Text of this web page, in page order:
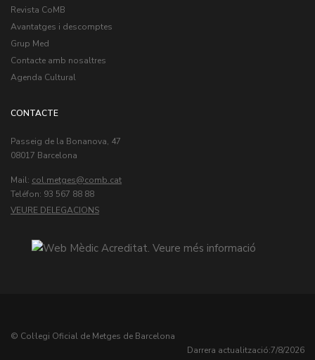
Revista CoMB
Avantatges i descomptes
Grup Med
Contacte amb nosaltres
Agenda Cultural
CONTACTE
Passeig de la Bonanova, 47
08017 Barcelona
Mail: col.metges
Teléfon: 93 567 88 88
VEURE DELEGACIONS
© Col·legi Oficial de Metges de Barcelona
Darrera actualització:7/8/2026